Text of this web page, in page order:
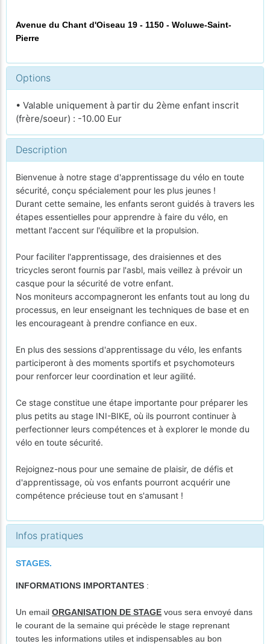
Avenue du Chant d'Oiseau 19 - 1150 - Woluwe-Saint-
Pierre
Options
• Valable uniquement à partir du 2ème enfant inscrit
(frère/soeur) : -10.00 Eur
Description
Bienvenue à notre stage d'apprentissage du vélo en toute
sécurité, conçu spécialement pour les plus jeunes !
Durant cette semaine, les enfants seront guidés à travers les
étapes essentielles pour apprendre à faire du vélo, en
mettant l'accent sur l'équilibre et la propulsion.
Pour faciliter l'apprentissage, des draisiennes et des
tricycles seront fournis par l'asbl, mais veillez à prévoir un
casque pour la sécurité de votre enfant.
Nos moniteurs accompagneront les enfants tout au long du
processus, en leur enseignant les techniques de base et en
les encourageant à prendre confiance en eux.
En plus des sessions d'apprentissage du vélo, les enfants
participeront à des moments sportifs et psychomoteurs
pour renforcer leur coordination et leur agilité.
Ce stage constitue une étape importante pour préparer les
plus petits au stage INI-BIKE, où ils pourront continuer à
perfectionner leurs compétences et à explorer le monde du
vélo en toute sécurité.
Rejoignez-nous pour une semaine de plaisir, de défis et
d'apprentissage, où vos enfants pourront acquérir une
compétence précieuse tout en s'amusant !
Infos pratiques
STAGES.
INFORMATIONS IMPORTANTES :
Un email ORGANISATION DE STAGE vous sera envoyé dans
le courant de la semaine qui précède le stage reprenant
toutes les informations utiles et indispensables au bon